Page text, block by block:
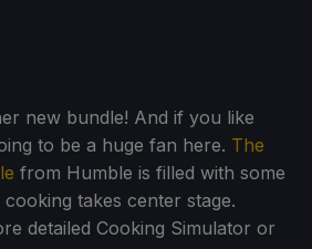
new bundle! And if you like
to be a huge fan here. The
from Humble is filled with some
takes center stage.
detailed Cooking Simulator or